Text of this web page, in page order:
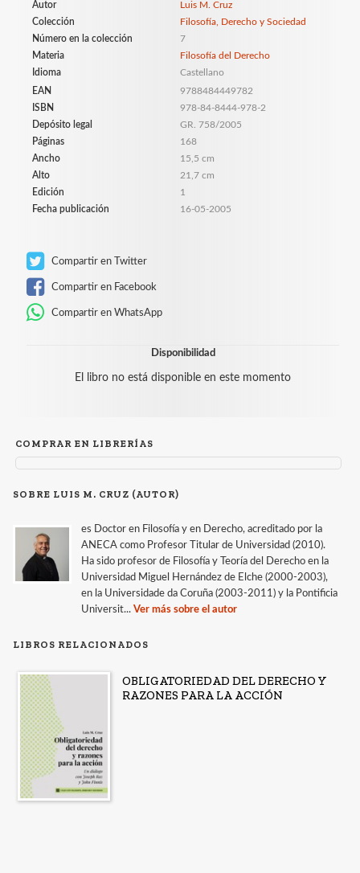
Autor
Luis M. Cruz
Colección
Filosofía, Derecho y Sociedad
Número en la colección
7
Materia
Filosofía del Derecho
Idioma
Castellano
EAN
9788484449782
ISBN
978-84-8444-978-2
Depósito legal
GR. 758/2005
Páginas
168
Ancho
15,5 cm
Alto
21,7 cm
Edición
1
Fecha publicación
16-05-2005
Compartir en Twitter
Compartir en Facebook
Compartir en WhatsApp
Disponibilidad
El libro no está disponible en este momento
COMPRAR EN LIBRERÍAS
SOBRE LUIS M. CRUZ (AUTOR)
es Doctor en Filosofía y en Derecho, acreditado por la
ANECA como Profesor Titular de Universidad (2010).
Ha sido profesor de Filosofía y Teoría del Derecho en la
Universidad Miguel Hernández de Elche (2000-2003),
en la Universidade da Coruña (2003-2011) y la Pontificia
Universit... Ver más sobre el autor
LIBROS RELACIONADOS
OBLIGATORIEDAD DEL DERECHO Y
RAZONES PARA LA ACCIÓN